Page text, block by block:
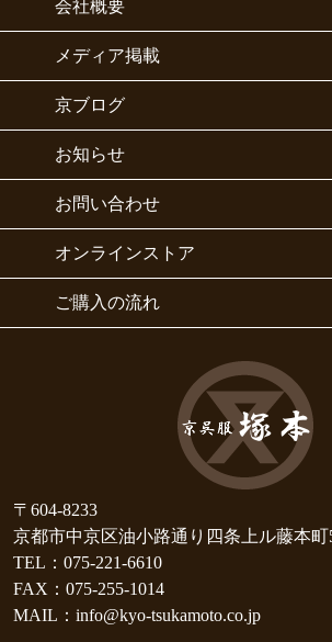
会社概要
メディア掲載
京ブログ
お知らせ
お問い合わせ
オンラインストア
ご購入の流れ
〒604-8233
京都市中京区油小路通り四条上ル藤本町
TEL：075-221-6610
FAX：075-255-1014
MAIL：info@kyo-tsukamoto.co.jp